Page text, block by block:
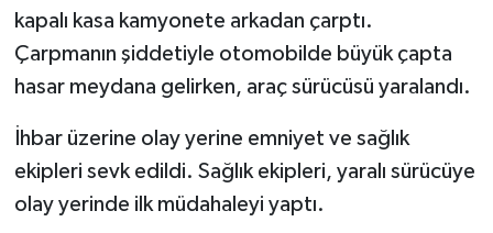
kapalı kasa kamyonete arkadan çarptı.
Çarpmanın şiddetiyle otomobilde büyük çapta
hasar meydana gelirken, araç sürücüsü yaralandı.
İhbar üzerine olay yerine emniyet ve sağlık
ekipleri sevk edildi. Sağlık ekipleri, yaralı sürücüye
olay yerinde ilk müdahaleyi yaptı.